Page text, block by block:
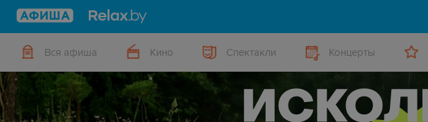
Вся афиша Кино Спектакли Концерты